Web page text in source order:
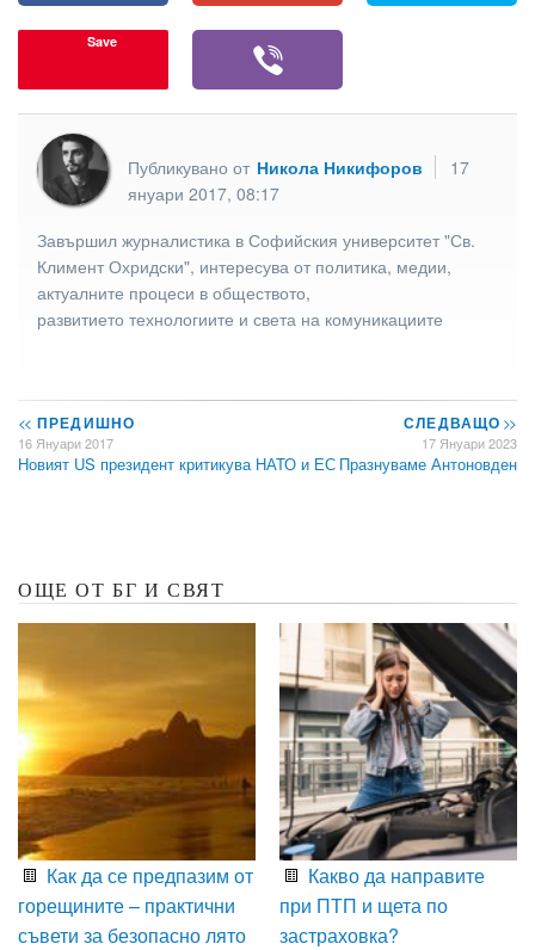
Save
Публикувано от Никола Никифоров
17
януари 2017, 08:17
Завършил журналистика в Софийския университет "Св.
Климент Охридски", интересува от политика, медии,
актуалните процеси в обществото,
развитието технологиите и света на комуникациите
<< ПРЕДИШНО
16 Януари 2017
Новият US президент критикува НАТО и ЕС
СЛЕДВАЩО>>
17 Януари 2023
Празнуваме Антоновден
ОЩЕ ОТ БГ И СВЯТ
Как да се предпазим от
горещините – практични
съвети за безопасно лято
Какво да направите
при ПТП и щета по
застраховка?